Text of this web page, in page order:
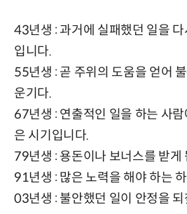
43년생 : 과거에 실패했던 일을
입니다.
55년생 : 곧 주위의 도움을 얻어
운기다.
67년생 : 연출적인 일을 하는 사
은 시기입니다.
79년생 : 용돈이나 보너스를 받게
91년생 : 많은 노력을 해야 하는
03년생 : 불안했던 일이 안정을